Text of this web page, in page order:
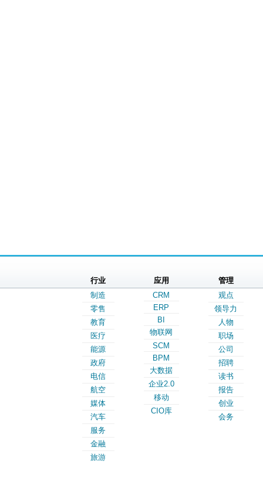
行业
制造
零售
教育
医疗
能源
政府
电信
航空
媒体
汽车
服务
金融
旅游
应用
CRM
ERP
BI
物联网
SCM
BPM
大数据
企业2.0
移动
CIO库
管理
观点
领导力
人物
职场
公司
招聘
读书
报告
创业
会务